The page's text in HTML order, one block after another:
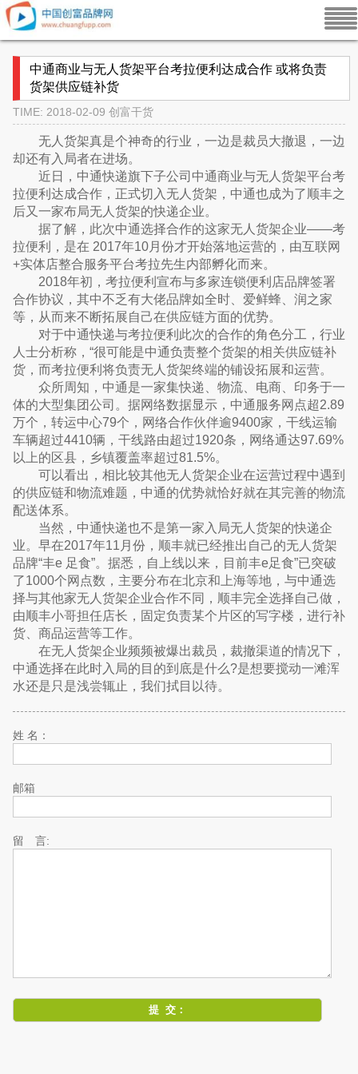
中通商业与无人货架平台考拉便利达成合作 或将负责
货架供应链补货
TIME: 2018-02-09 创富干货
无人货架真是个神奇的行业，一边是裁员大撤退，一边
却还有入局者在进场。
近日，中通快递旗下子公司中通商业与无人货架平台考
拉便利达成合作，正式切入无人货架，中通也成为了顺丰之
后又一家布局无人货架的快递企业。
据了解，此次中通选择合作的这家无人货架企业——考
拉便利，是在 2017年10月份才开始落地运营的，由互联网
+实体店整合服务平台考拉先生内部孵化而来。
2018年初，考拉便利宣布与多家连锁便利店品牌签署
合作协议，其中不乏有大佬品牌如全时、爱鲜蜂、润之家
等，从而来不断拓展自己在供应链方面的优势。
对于中通快递与考拉便利此次的合作的角色分工，行业
人士分析称，“很可能是中通负责整个货架的相关供应链补
货，而考拉便利将负责无人货架终端的铺设拓展和运营。
众所周知，中通是一家集快递、物流、电商、印务于一
体的大型集团公司。据网络数据显示，中通服务网点超2.89
万个，转运中心79个，网络合作伙伴逾9400家，干线运输
车辆超过4410辆，干线路由超过1920条，网络通达97.69%
以上的区县，乡镇覆盖率超过81.5%。
可以看出，相比较其他无人货架企业在运营过程中遇到
的供应链和物流难题，中通的优势就恰好就在其完善的物流
配送体系。
当然，中通快递也不是第一家入局无人货架的快递企
业。早在2017年11月份，顺丰就已经推出自己的无人货架
品牌“丰e 足食”。据悉，自上线以来，目前丰e足食”已突破
了1000个网点数，主要分布在北京和上海等地，与中通选
择与其他家无人货架企业合作不同，顺丰完全选择自己做，
由顺丰小哥担任店长，固定负责某个片区的写字楼，进行补
货、商品运营等工作。
在无人货架企业频频被爆出裁员，裁撤渠道的情况下，
中通选择在此时入局的目的到底是什么?是想要搅动一滩浑
水还是只是浅尝辄止，我们拭目以待。
姓 名：
邮箱
留 言: